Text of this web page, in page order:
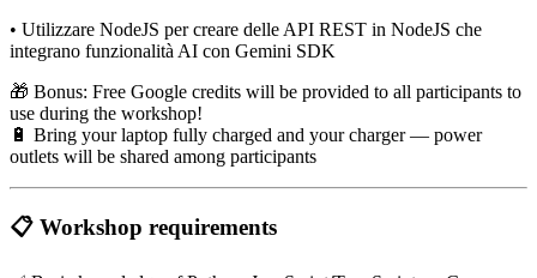
• Utilizzare NodeJS per creare delle API REST in NodeJS che
integrano funzionalità AI con Gemini SDK
🎁 Bonus: Free Google credits will be provided to all participants to
use during the workshop!
🔋 Bring your laptop fully charged and your charger — power
outlets will be shared among participants
📋 Workshop requirements